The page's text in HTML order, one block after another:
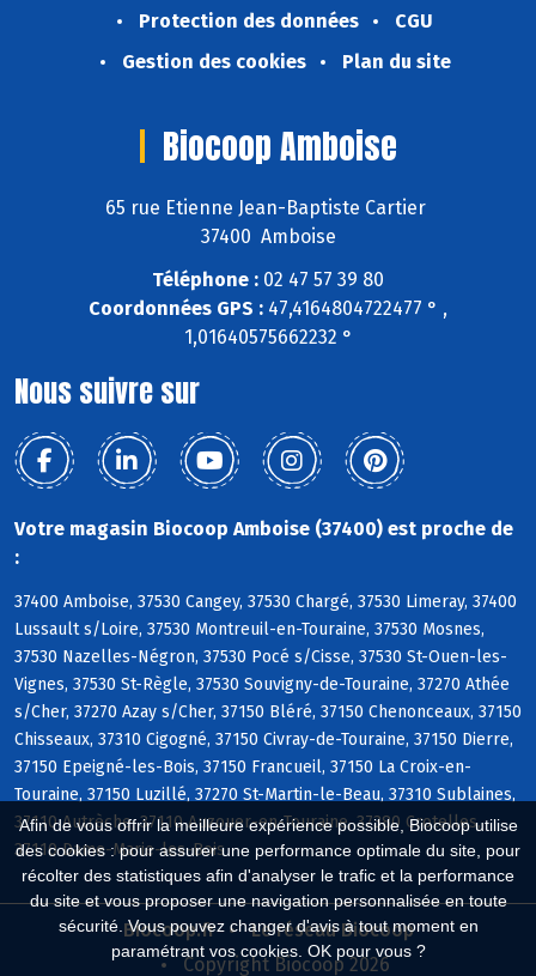
Afin de vous offrir la meilleure expérience possible, Biocoop utilise
des cookies : pour assurer une performance optimale du site, pour
récolter des statistiques afin d'analyser le trafic et la performance
du site et vous proposer une navigation personnalisée en toute
sécurité. Vous pouvez changer d'avis à tout moment en
paramétrant vos cookies. OK pour vous ?
Protection des données
CGU
Gestion des cookies
Plan du site
Biocoop Amboise
65 rue Etienne Jean-Baptiste Cartier
37400 Amboise
Téléphone : 02 47 57 39 80
Coordonnées GPS : 47,4164804722477 ° ,
1,01640575662232 °
Nous suivre sur
Votre magasin Biocoop Amboise (37400) est proche de
:
37400 Amboise, 37530 Cangey, 37530 Chargé, 37530 Limeray, 37400
Lussault s/Loire, 37530 Montreuil-en-Touraine, 37530 Mosnes,
37530 Nazelles-Négron, 37530 Pocé s/Cisse, 37530 St-Ouen-les-
Vignes, 37530 St-Règle, 37530 Souvigny-de-Touraine, 37270 Athée
s/Cher, 37270 Azay s/Cher, 37150 Bléré, 37150 Chenonceaux, 37150
Chisseaux, 37310 Cigogné, 37150 Civray-de-Touraine, 37150 Dierre,
37150 Epeigné-les-Bois, 37150 Francueil, 37150 La Croix-en-
Touraine, 37150 Luzillé, 37270 St-Martin-le-Beau, 37310 Sublaines,
37110 Autrèche, 37110 Auzouer-en-Touraine, 37380 Crotelles,
37110 Dame-Marie-les-Bois
Biocoop.fr
Le réseau Biocoop
Copyright Biocoop 2026